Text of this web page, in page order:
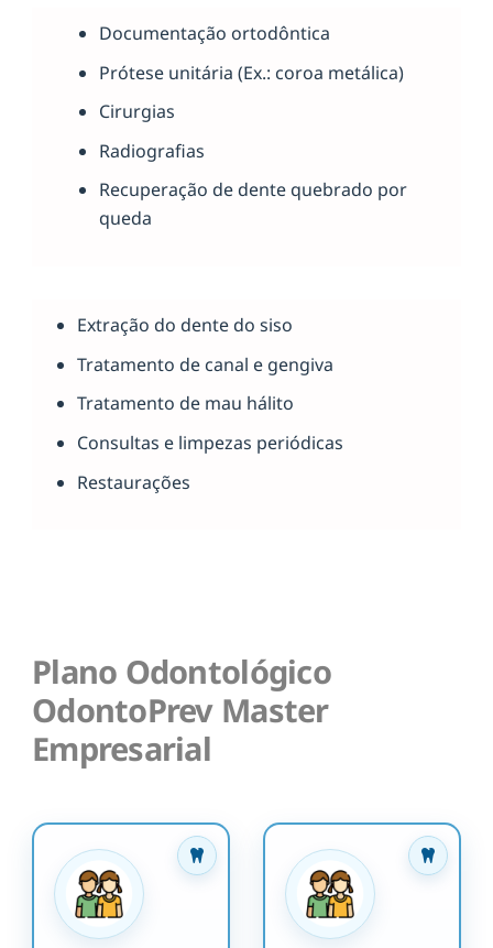
Documentação ortodôntica
Prótese unitária (Ex.: coroa metálica)
Cirurgias
Radiografias
Recuperação de dente quebrado por
queda
Extração do dente do siso
Tratamento de canal e gengiva
Tratamento de mau hálito
Consultas e limpezas periódicas
Restaurações
Plano Odontológico
OdontoPrev Master
Empresarial